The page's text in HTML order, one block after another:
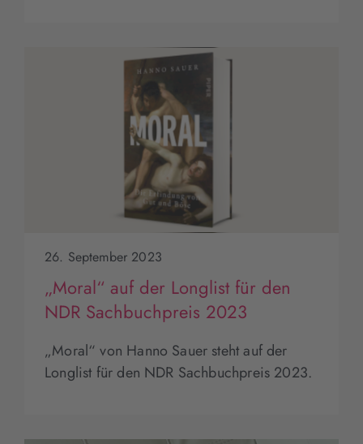
26. September 2023
„Moral“ auf der Longlist für den
NDR Sachbuchpreis 2023
„Moral“ von Hanno Sauer steht auf der
Longlist für den NDR Sachbuchpreis 2023.